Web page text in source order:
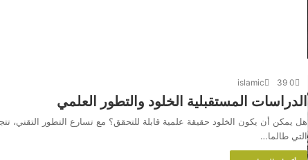
islamic 0
الدراسات المستقبلية الخلود والتطور العلمي
هل يمكن أن يكون الخلود حقيقة علمية قابلة للتحقق؟ مع تسارع التطور التقني،
التي طالما…